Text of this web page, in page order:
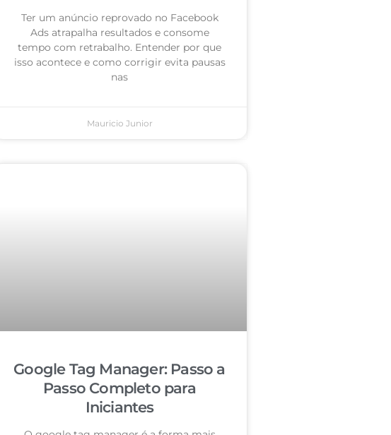
Ter um anúncio reprovado no Facebook
Ads atrapalha resultados e consome
tempo com retrabalho. Entender por que
isso acontece e como corrigir evita pausas
nas
Mauricio Junior
Google Tag Manager: Passo a
Passo Completo para
Iniciantes